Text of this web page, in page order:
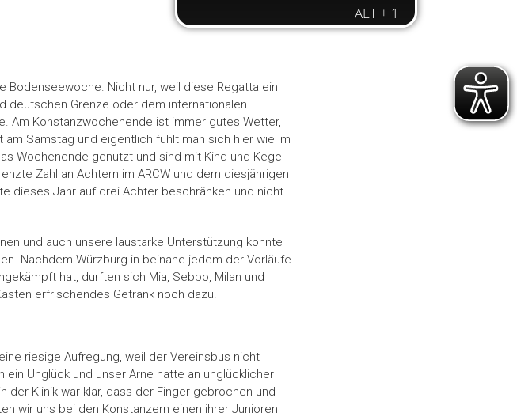
Bodenseewoche. Nicht nur, weil diese Regatta ein
deutschen Grenze oder dem internationalen
Am Konstanzwochenende ist immer gutes Wetter,
Samstag und eigentlich fühlt man sich hier wie im
Wochenende genutzt und sind mit Kind und Kegel
Zahl an Achtern im ARCW und dem diesjährigen
dieses Jahr auf drei Achter beschränken und nicht
und auch unsere laustarke Unterstützung konnte
Nachdem Würzburg in beinahe jedem der Vorläufe
hat, durften sich Mia, Sebbo, Milan und
erfrischendes Getränk noch dazu.
riesige Aufregung, weil der Vereinsbus nicht
Unglück und unser Arne hatte an unglücklicher
der Klinik war klar, dass der Finger gebrochen und
wir uns bei den Konstanzern einen ihrer Junioren